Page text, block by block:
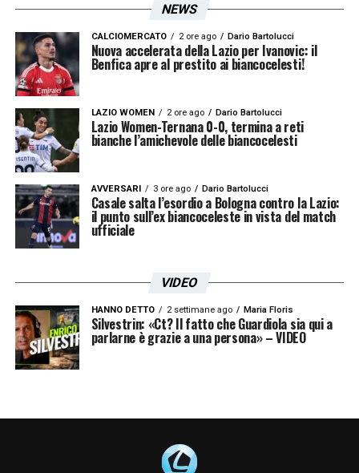
NEWS
CALCIOMERCATO 2 ore ago Dario Bartolucci
Nuova accelerata della Lazio per Ivanovic: il
Benfica apre al prestito ai biancocelesti!
LAZIO WOMEN 2 ore ago Dario Bartolucci
Lazio Women-Ternana 0-0, termina a reti
bianche l’amichevole delle biancocelesti
AVVERSARI 3 ore ago Dario Bartolucci
Casale salta l’esordio a Bologna contro la Lazio:
il punto sull’ex biancoceleste in vista del match
ufficiale
VIDEO
HANNO DETTO 2 settimane ago Maria Floris
Silvestrin: «Ct? Il fatto che Guardiola sia qui a
parlarne è grazie a una persona» – VIDEO